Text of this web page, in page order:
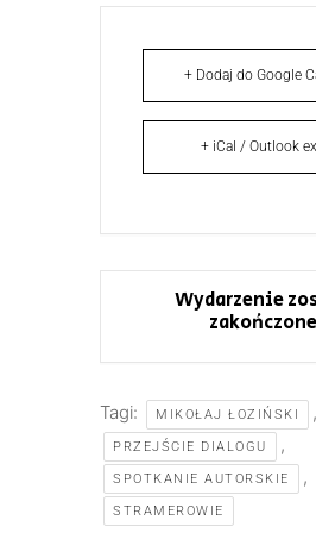
+ Dodaj do Google
+ iCal / Outlook
Wydarzenie
Tagi: MIKOŁAJ ŁOZIŃSKI ,
PRZEJŚCIE DIALOGU ,
SPOTKANIE AUTORSKIE ,
STRAMEROWIE